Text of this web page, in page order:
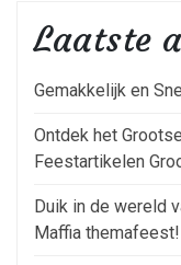
Laatste
Gemakkelijk en
Ontdek het
Feestartikelen
Duik in de wereld
Maffia themafeest!